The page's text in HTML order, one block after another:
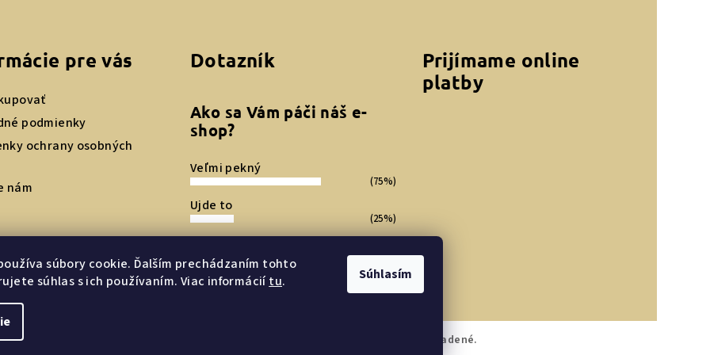
súbory cookie. Ďalším prechádzaním tohto
súhlas s ich používaním. Viac informáciítu. Súhlasím
pre vás
podmienky
ochrany osobných
nám
Dotazník
Ako sa Vám páči náš e-
shop?
Veľmi pekný
(75%)
Ujde to
(25%)
(0%)
Počet hlasov:4
Prijímame online
platby
. Všetky práva vyhradené.